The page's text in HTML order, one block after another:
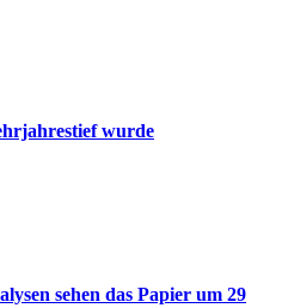
wurde
sehen das Papier um 29